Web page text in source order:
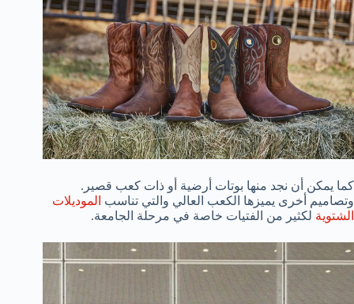
كما يمكن أن نجد منها بوتات أرضية أو ذات كعب قصير.
وتصاميم أخرى يميزها الكعب العالي والتي تناسب الموديلات
الشتوية لكثير من الفتيات خاصة في مرحلة الجامعة.